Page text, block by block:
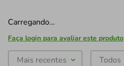
Carregando…
Faça login para avaliar este produto
Mais recentes Todos